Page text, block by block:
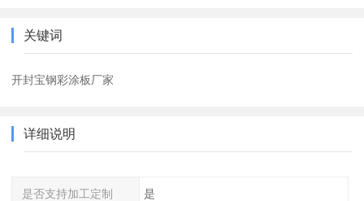
关键词
开封宝钢彩涂板厂家
详细说明
是否支持加工定制 是